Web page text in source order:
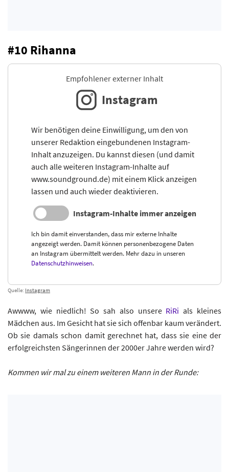
#10 Rihanna
Empfohlener externer Inhalt
Instagram
Wir benötigen deine Einwilligung, um den von
unserer Redaktion eingebundenen Instagram-
Inhalt anzuzeigen. Du kannst diesen (und damit
auch alle weiteren Instagram-Inhalte auf
www.soundground.de) mit einem Klick anzeigen
lassen und auch wieder deaktivieren.
Instagram-Inhalte immer anzeigen
Ich bin damit einverstanden, dass mir externe Inhalte
angezeigt werden. Damit können personenbezogene Daten
an Instagram übermittelt werden. Mehr dazu in unseren
Datenschutzhinweisen.
Quelle: Instagram
Awwww, wie niedlich! So sah also unsere RiRi als kleines
Mädchen aus. Im Gesicht hat sie sich offenbar kaum verändert.
Ob sie damals schon damit gerechnet hat, dass sie eine der
erfolgreichsten Sängerinnen der 2000er Jahre werden wird?
Kommen wir mal zu einem weiteren Mann in der Runde: